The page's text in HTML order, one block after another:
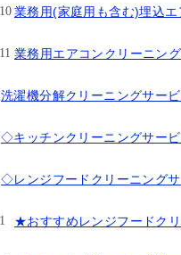
業務用(家庭用も含む)埋込
業務用エアコンクリーニン
洗濯機分解クリーニングサービ
◇キッチンクリーニングサービ
◇レンジフードクリーニングサ
★おすすめレンジフードク